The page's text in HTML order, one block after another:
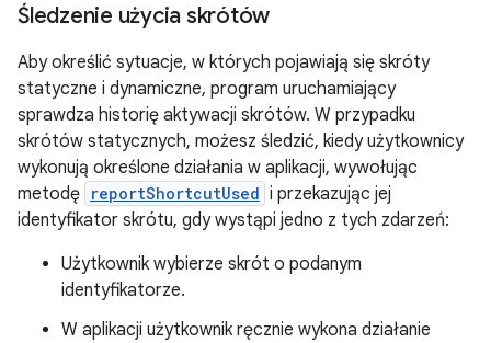
Śledzenie użycia skrótów
Aby określić sytuacje, w których pojawiają się skróty
statyczne i dynamiczne, program uruchamiający
sprawdza historię aktywacji skrótów. W przypadku
skrótów statycznych, możesz śledzić, kiedy użytkownicy
wykonują określone działania w aplikacji, wywołując
metodę reportShortcutUsed i przekazując jej
identyfikator skrótu, gdy wystąpi jedno z tych zdarzeń:
Użytkownik wybierze skrót o podanym
identyfikatorze.
W aplikacji użytkownik ręcznie wykona działanie